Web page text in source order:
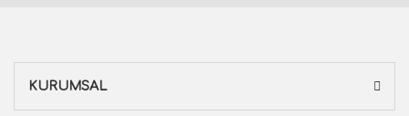
KURUMSAL